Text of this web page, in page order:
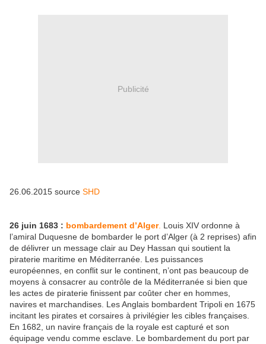
Publicité
26.06.2015 source SHD
26 juin 1683 : bombardement d’Alger. Louis XIV ordonne à
l’amiral Duquesne de bombarder le port d’Alger (à 2 reprises) afin
de délivrer un message clair au Dey Hassan qui soutient la
piraterie maritime en Méditerranée. Les puissances
européennes, en conflit sur le continent, n’ont pas beaucoup de
moyens à consacrer au contrôle de la Méditerranée si bien que
les actes de piraterie finissent par coûter cher en hommes,
navires et marchandises. Les Anglais bombardent Tripoli en 1675
incitant les pirates et corsaires à privilégier les cibles françaises.
En 1682, un navire français de la royale est capturé et son
équipage vendu comme esclave. Le bombardement du port par